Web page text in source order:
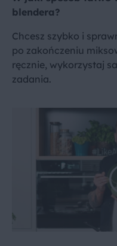
blendera?
Chcesz szybko i
po zakończeniu
ręcznie, wykorzystaj
zadania.